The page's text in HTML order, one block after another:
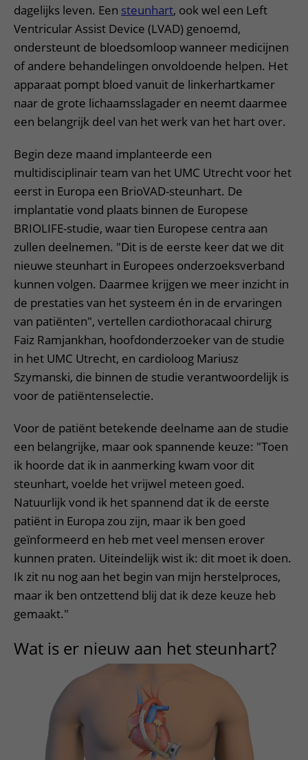
dagelijks leven. Een steunhart, ook wel een Left
Ventricular Assist Device (LVAD) genoemd,
ondersteunt de bloedsomloop wanneer medicijnen
of andere behandelingen onvoldoende helpen. Het
apparaat pompt bloed vanuit de linkerhartkamer
naar de grote lichaamsslagader en neemt daarmee
een belangrijk deel van het werk van het hart over.
Begin deze maand implanteerde een
multidisciplinair team van het UMC Utrecht voor het
eerst in Europa een BrioVAD-steunhart. De
implantatie vond plaats binnen de Europese
BRIOLIFE-studie, waar tien Europese centra aan
zullen deelnemen. "Dit is de eerste keer dat we dit
nieuwe steunhart in Europees onderzoeksverband
kunnen volgen. Daarmee krijgen we meer inzicht in
de prestaties van het systeem én in de ervaringen
van patiënten", vertellen cardiothoracaal chirurg
Faiz Ramjankhan, hoofdonderzoeker van de studie
in het UMC Utrecht, en cardioloog Mariusz
Szymanski, die binnen de studie verantwoordelijk is
voor de patiëntenselectie.
Voor de patiënt betekende deelname aan de studie
een belangrijke, maar ook spannende keuze: "Toen
ik hoorde dat ik in aanmerking kwam voor dit
steunhart, voelde het vrijwel meteen goed.
Natuurlijk vond ik het spannend dat ik de eerste
patiënt in Europa zou zijn, maar ik ben goed
geïnformeerd en heb met veel mensen erover
kunnen praten. Uiteindelijk wist ik: dit moet ik doen.
Ik zit nu nog aan het begin van mijn herstelproces,
maar ik ben ontzettend blij dat ik deze keuze heb
gemaakt."
Wat is er nieuw aan het steunhart?